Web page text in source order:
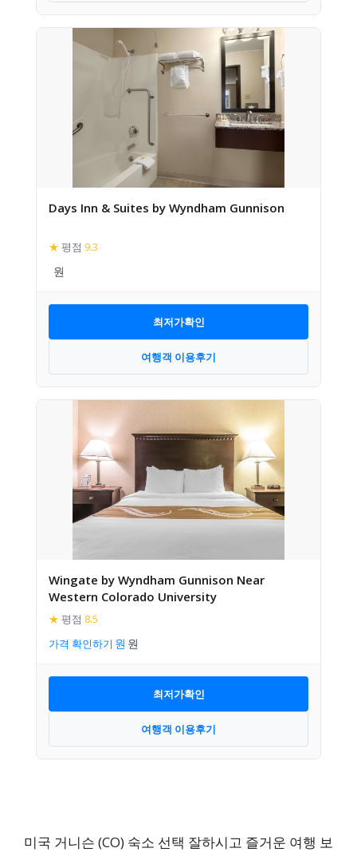
Days Inn & Suites by Wyndham Gunnison
★ 평점 9.3
최저가확인
여행객 이용후기
Wingate by Wyndham Gunnison Near
Western Colorado University
★ 평점 8.5
가격 확인하기
최저가확인
여행객 이용후기
미국 거니슨 (CO) 숙소 선택 잘하시고 즐거운 여행 보